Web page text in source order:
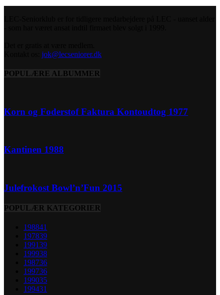
jok@lecseniorer.dk
POPULÆRE ALBUMMER
Korn og Foderstof Faktura Kontoudtog 1977
Kantinen 1988
Julefrokost Bowl’n’Fun 2015
POPULÆR KATEGORIER
198841
197839
199139
199938
198736
199736
199035
199431